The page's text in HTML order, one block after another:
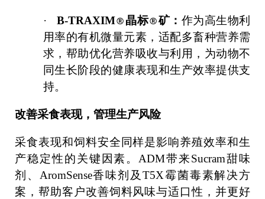
· B-TRAXIM®晶标®矿： 作为高生物利
用率的有机微量元素，适配多畜种营养需
求，帮助优化营养吸收与利用，为动物不
同生长阶段的健康表现和生产效率提供支
持。
改善采食表现，管理生产风险
采食表现和饲料安全同样是影响养殖效率和生
产稳定性的关键因素。ADM带来Sucram甜味
剂、AromSense香味剂及T5X霉菌毒素解决方
案，帮助客户改善饲料风味与适口性，并更好